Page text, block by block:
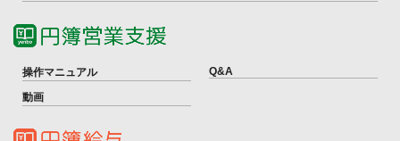
操作マニュアル Q&A
動画